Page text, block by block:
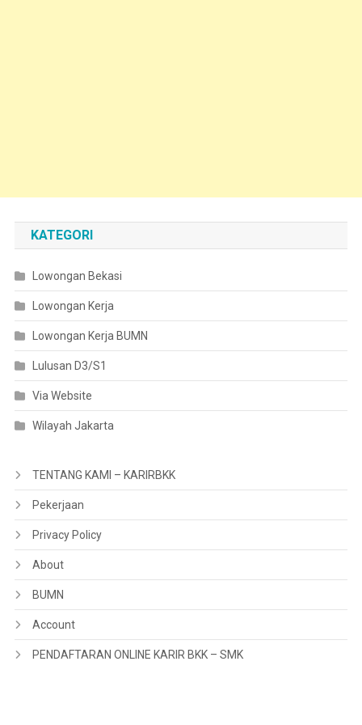
KATEGORI
Lowongan Bekasi
Lowongan Kerja
Lowongan Kerja BUMN
Lulusan D3/S1
Via Website
Wilayah Jakarta
TENTANG KAMI – KARIRBKK
Pekerjaan
Privacy Policy
About
BUMN
Account
PENDAFTARAN ONLINE KARIR BKK – SMK